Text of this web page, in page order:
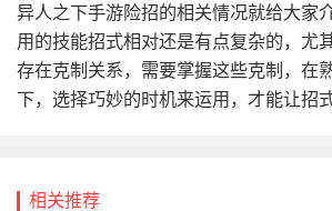
异人之下手游险招的相关情况就给大家
用的技能招式相对还是有点复杂的，尤
存在克制关系，需要掌握这些克制，在
下，选择巧妙的时机来运用，才能让招
相关推荐